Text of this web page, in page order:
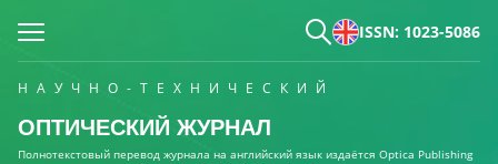
ISSN: 1023-5086
НАУЧНО-ТЕХНИЧЕСКИЙ
ОПТИЧЕСКИЙ ЖУРНАЛ
Полнотекстовый перевод журнала на английский язык издаётся Optica Publishing